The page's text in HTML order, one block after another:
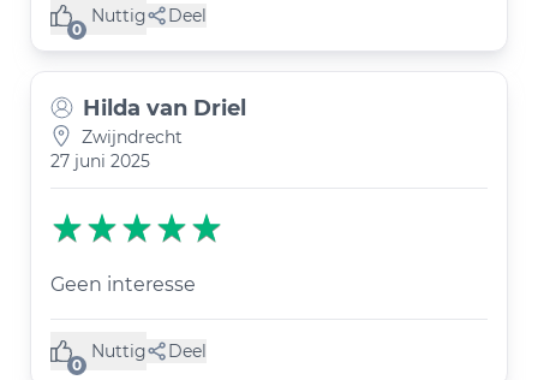
0
Nuttig
(0 like) Deel
Hilda van Driel
Zwijndrecht
27 juni 2025
Geen interesse
0
Nuttig
(0 like) Deel